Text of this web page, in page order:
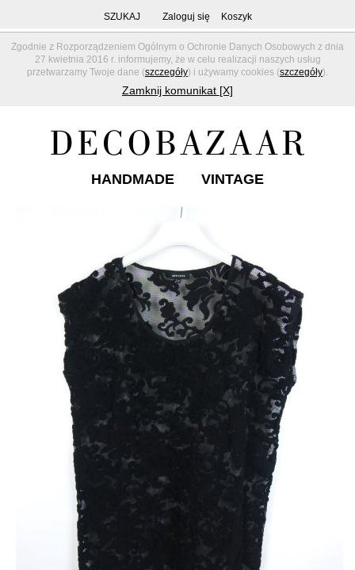
Zgodnie z Rozporządzeniem Ogólnym o Ochronie Danych Osobowych z dnia
27 kwietnia 2016 r. informujemy, że w celu realizacji naszych usług
przetwarzamy Twoje dane (szczegóły) i używamy cookies (szczegóły).
Zamknij komunikat [X]
SZUKAJ Zaloguj się Koszyk
HANDMADE VINTAGE